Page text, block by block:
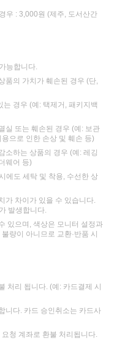
우 : 3,000원 (제주, 도서산간
능합니다.
품의 가치가 훼손된 경우 (단,
경우 (예: 택제거, 패키지백
실 또는 훼손된 경우 (예: 보관
으로 인한 손상 및 훼손 등)
소하는 상품의 경우 (예: 레깅
웨어 등)
에도 세탁 및 착용, 수선한 상
가 차이가 있을 수 있습니다.
발생합니다.
있으며, 색상은 모니터 설정과
량이 아니므로 교환·반품 시
처리 됩니다. (예: 카드결제 시
니다. 카드 승인취소는 카드사
청 계좌로 환불 처리됩니다.